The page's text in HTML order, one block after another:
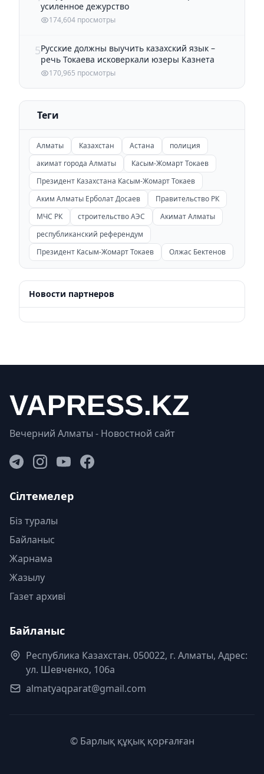
усиленное дежурство
174,604 просмотры
5Русские должны выучить казахский язык –
речь Токаева исковеркали юзеры Казнета
170,965 просмотры
Теги
Алматы Казахстан Астана
полиция
акимат города Алматы
Касым-Жомарт Токаев
Президент Казахстана Касым-Жомарт Токаев
Аким Алматы Ерболат Досаев
Правительство РК
МЧС РК
строительство АЭС
Акимат Алматы
республиканский референдум
Президент Касым-Жомарт Токаев
Олжас Бектенов
Новости партнеров
Вечерний Алматы - Новостной сайт
Сілтемелер
Біз туралы
Байланыс
Жарнама
Жазылу
Газет архиві
Байланыс
Республика Казахстан. 050022, г. Алматы, Адрес:
ул. Шевченко, 106а
almatyaqparat@gmail.com
© Барлық құқық қорғалған